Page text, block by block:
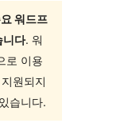
워드프
니다. 워
로 이용
원되지
습니다.